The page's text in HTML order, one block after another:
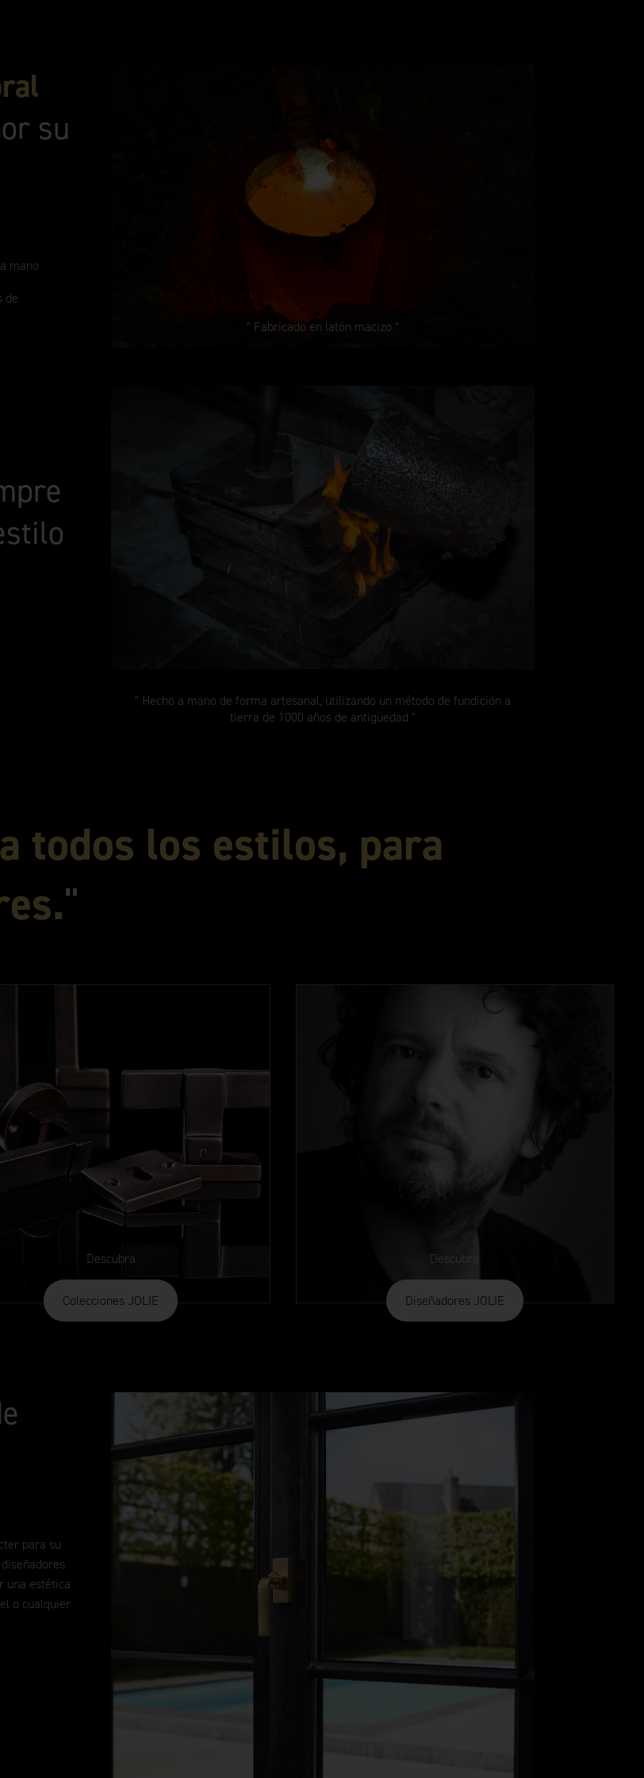
su
mano
de
Fabricado en latón macizo
Hecho a mano de forma artesanal, utilizando un método de fundición a
tierra de 1000 años de antigüedad
todos los estilos, para
"
Descubra
Colecciones JOLIE
Descubra
Diseñadores JOLIE
para su
una estética
o cualquier